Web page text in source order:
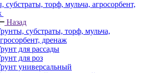
субстраты, торф, мульча, агросорбент,
Назад
субстраты, торф, мульча,
дренаж
для рассады
для роз
универсальный